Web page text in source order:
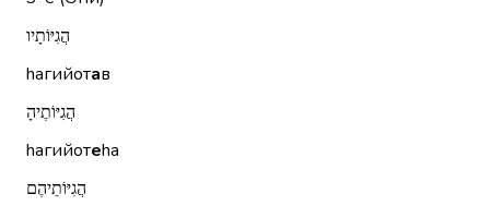
הֲגִיּוֹתָיו
hагийотав
הֲגִיּוֹתֶיהָ
hагийотеhа
הֲגִיּוֹתֵיהֶם